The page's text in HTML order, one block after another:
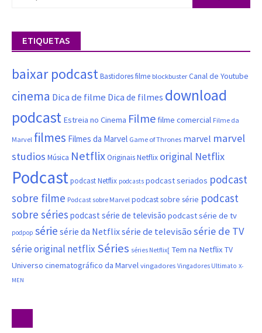
ETIQUETAS
baixar podcastBastidores filme blockbuster Canal de Youtube
cinema Dica de filme Dica de filmes download
podcast Estreia no Cinema Filmefilme comercial Filme da
Marvel filmes Filmes da Marvel Game of Thrones marvel marvel
studios Música NetflixOriginais Netflix original Netflix
Podcastpodcast Netflix podcasts podcast seriados podcast
sobre filme Podcast sobre Marvel podcast sobre série podcast
sobre séries podcast série de televisão podcast série de tv
podpop série série da Netflixsérie de televisão série de TV
série original netflix Séries séries Netflix[ Tem na Netflix TV
Universo cinematográfico da Marvel vingadores Vingadores Ultimato X-
MEN